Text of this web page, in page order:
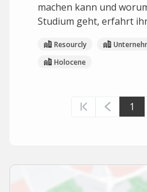
machen kann und
Studium geht, erfahrt
Resourcly
Holocene
1